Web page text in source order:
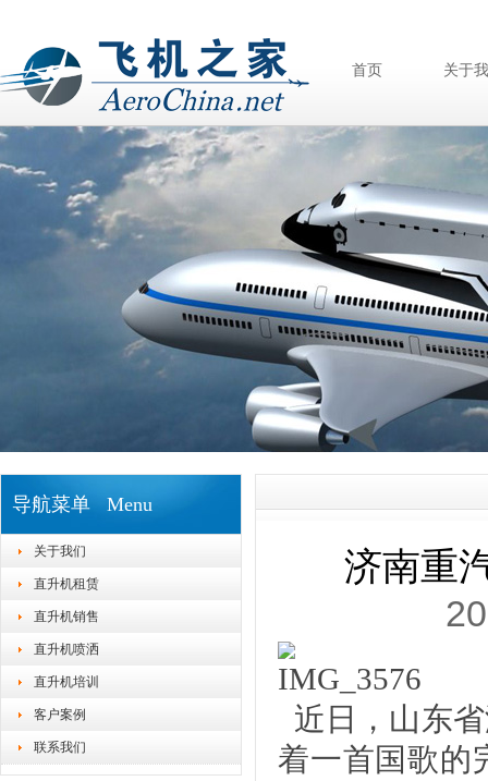
首页 关于
导航菜单 Menu
关于我们
直升机租赁
直升机销售
直升机喷洒
直升机培训
客户案例
联系我们
济南重
近日
，山东
着一首国歌的